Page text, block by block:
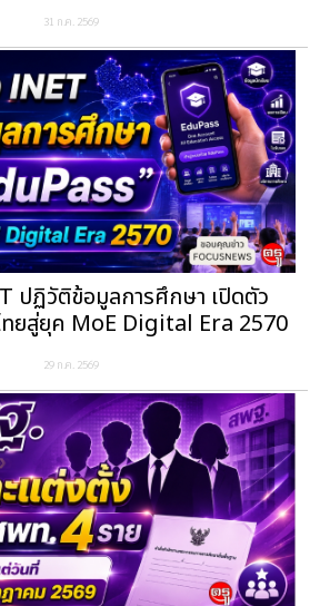
31 ก.ค. 2569
ปฏิวัติข้อมูลการศึกษา เปิดตัว
ยสู่ยุค MoE Digital Era 2570
29 ก.ค. 2569